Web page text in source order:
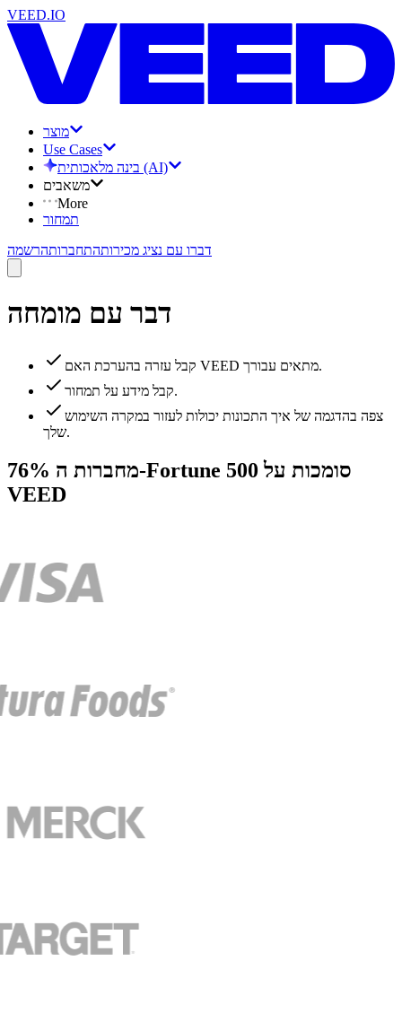
VEED.IO
מוצר
Use Cases
בינה מלאכותית (AI)
משאבים
More
תמחור
דברו עם נציג מכירותהתחברותהרשמה
דבר עם מומחה
קבל עזרה בהערכת האם VEED מתאים עבורך.
קבל מידע על תמחור.
צפה בהדגמה של איך התכונות יכולות לעזור במקרה השימוש
שלך.
76% מחברות ה-Fortune 500 סומכות על
VEED